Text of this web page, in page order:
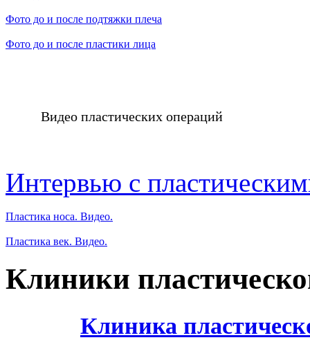
Фото до и после подтяжки плеча
Фото до и после пластики лица
Видео пластических операций
Интервью с
Пластика носа. Видео.
Пластика век. Видео.
Клиники
Клиника